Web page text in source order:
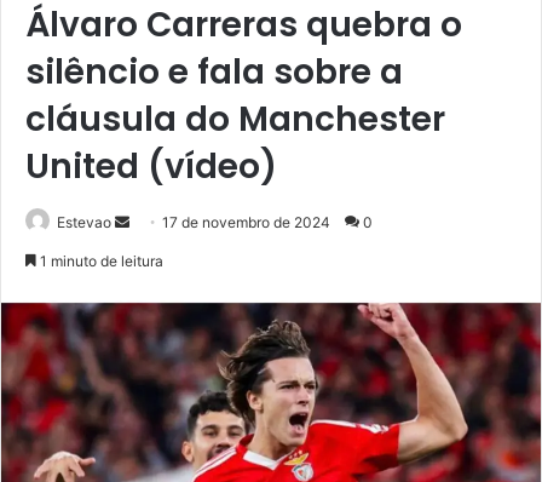
Álvaro Carreras quebra o
silêncio e fala sobre a
cláusula do Manchester
United (vídeo)
Estevao
Mande
mail
17 de novembro de 2024 0
1 minuto de leitura